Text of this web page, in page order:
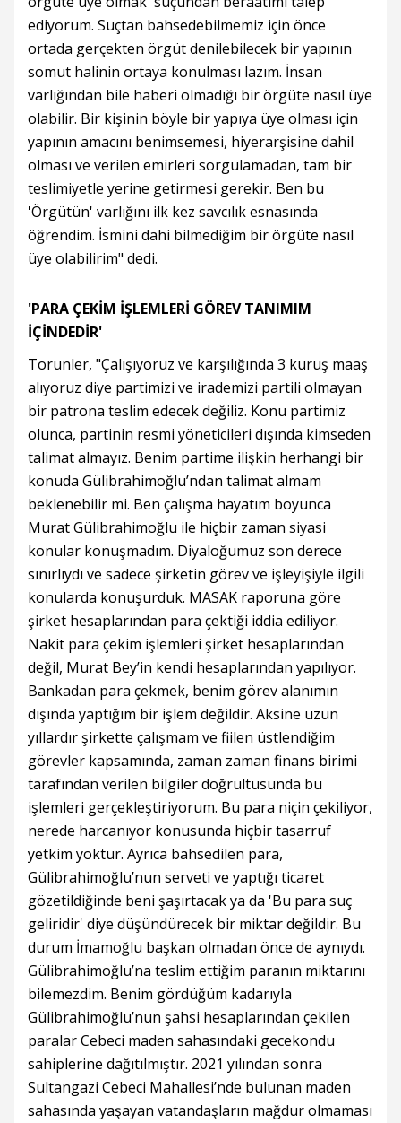
ediyorum. Suçtan bahsedebilmemiz için önce
ortada gerçekten örgüt denilebilecek bir yapının
somut halinin ortaya konulması lazım. İnsan
varlığından bile haberi olmadığı bir örgüte nasıl üye
olabilir. Bir kişinin böyle bir yapıya üye olması için
yapının amacını benimsemesi, hiyerarşisine dahil
olması ve verilen emirleri sorgulamadan, tam bir
teslimiyetle yerine getirmesi gerekir. Ben bu
'Örgütün' varlığını ilk kez savcılık esnasında
öğrendim. İsmini dahi bilmediğim bir örgüte nasıl
üye olabilirim" dedi.
'PARA ÇEKİM İŞLEMLERİ GÖREV TANIMIM
İÇİNDEDİR'
Torunler, "Çalışıyoruz ve karşılığında 3 kuruş maaş
alıyoruz diye partimizi ve irademizi partili olmayan
bir patrona teslim edecek değiliz. Konu partimiz
olunca, partinin resmi yöneticileri dışında kimseden
talimat almayız. Benim partime ilişkin herhangi bir
konuda Gülibrahimoğlu’ndan talimat almam
beklenebilir mi. Ben çalışma hayatım boyunca
Murat Gülibrahimoğlu ile hiçbir zaman siyasi
konular konuşmadım. Diyaloğumuz son derece
sınırlıydı ve sadece şirketin görev ve işleyişiyle ilgili
konularda konuşurduk. MASAK raporuna göre
şirket hesaplarından para çektiği iddia ediliyor.
Nakit para çekim işlemleri şirket hesaplarından
değil, Murat Bey’in kendi hesaplarından yapılıyor.
Bankadan para çekmek, benim görev alanımın
dışında yaptığım bir işlem değildir. Aksine uzun
yıllardır şirkette çalışmam ve fiilen üstlendiğim
görevler kapsamında, zaman zaman finans birimi
tarafından verilen bilgiler doğrultusunda bu
işlemleri gerçekleştiriyorum. Bu para niçin çekiliyor,
nerede harcanıyor konusunda hiçbir tasarruf
yetkim yoktur. Ayrıca bahsedilen para,
Gülibrahimoğlu’nun serveti ve yaptığı ticaret
gözetildiğinde beni şaşırtacak ya da 'Bu para suç
geliridir' diye düşündürecek bir miktar değildir. Bu
durum İmamoğlu başkan olmadan önce de aynıydı.
Gülibrahimoğlu’na teslim ettiğim paranın miktarını
bilemezdim. Benim gördüğüm kadarıyla
Gülibrahimoğlu’nun şahsi hesaplarından çekilen
paralar Cebeci maden sahasındaki gecekondu
sahiplerine dağıtılmıştır. 2021 yılından sonra
Sultangazi Cebeci Mahallesi’nde bulunan maden
sahasında yaşayan vatandaşların mağdur olmaması